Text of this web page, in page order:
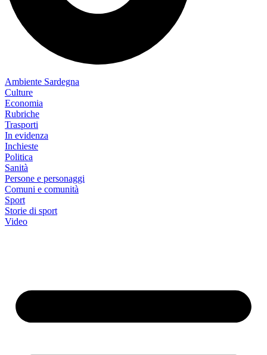
Ambiente Sardegna
Culture
Economia
Rubriche
Trasporti
In evidenza
Inchieste
Politica
Sanità
Persone e personaggi
Comuni e comunità
Sport
Storie di sport
Video